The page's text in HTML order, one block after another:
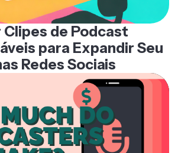
de Podcast
para Expandir Seu
Redes Sociais